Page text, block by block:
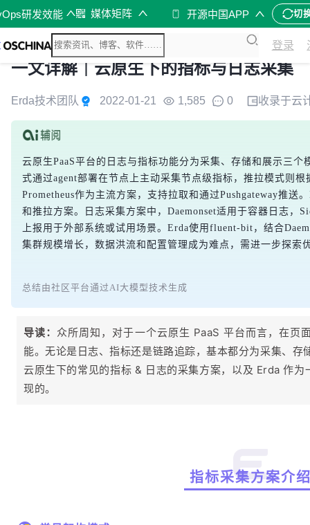
研发效能 媒体矩阵 开源中国APP 切
登录
一文详解｜云原生下的指标与日志采集
Erda技术团队 2022-01-21 1,585 0 收录于云
云原生PaaS平台的日志与指标功能分为采集、存储和展示三个
式通过agent部署在节点上主动采集节点级指标，推拉模式则
Prometheus作为主流方案，支持拉取和通过Pushgateway推送
和推拉方案。日志采集方案中，Daemonset适用于容器日志，
上报用于外部系统或试用场景。Erda使用fluent-bit，结合
集群规模增长，数据洪流和配置管理成为难点，需进一步探索
总结由社区平台通过AI大模型技术生成
导读： 众所周知， 对于一个云原生 PaaS 平台而言，在页
能。无论是日志、指标还是链路追踪，基本都分为采集、
云原生下的常见的指标 & 日志的采集方案，以及 Erda 作
现的。
指标采集方案介